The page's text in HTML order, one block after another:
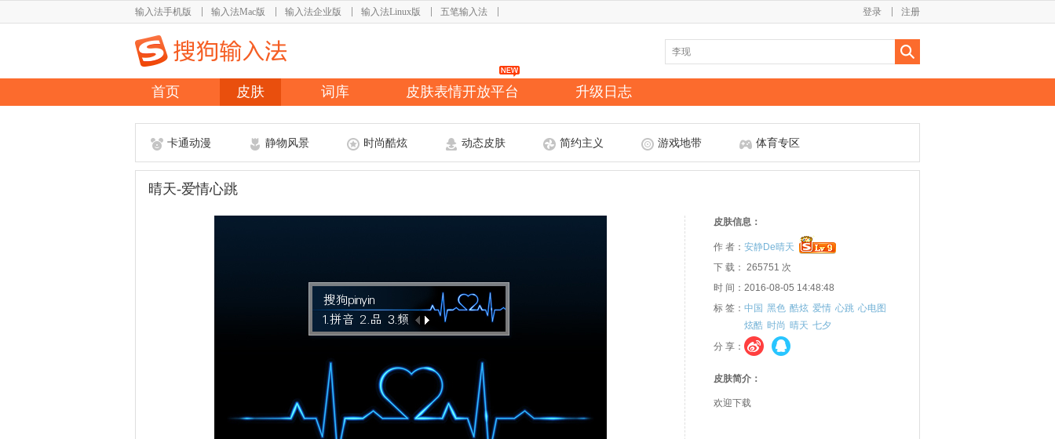
输入法手机版 输入法Mac版 输入法企业版 输入法Linux版 五笔输入法 注册
登录
首页 皮肤 词库 皮肤表情开放平台 升级日志
卡通动漫 静物风景 时尚酷炫 动态皮肤 简约主义 游戏地带 体育专区
晴天-爱情心跳
皮肤信息：
作 者： 安静De晴天
下 载： 265751 次
时 间：2016-08-05 14:48:48
标 签： 中国 黑色 酷炫 爱情 心跳 心电图
炫酷 时尚 晴天 七夕
分 享：
皮肤简介：
欢迎下载